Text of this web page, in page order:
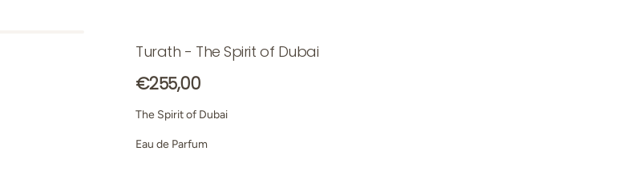
Turath - The Spirit of Dubai
Prezzo normale
€255,00
The Spirit of Dubai
Eau de Parfum